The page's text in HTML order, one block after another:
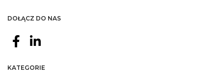
DOŁĄCZ DO NAS
KATEGORIE